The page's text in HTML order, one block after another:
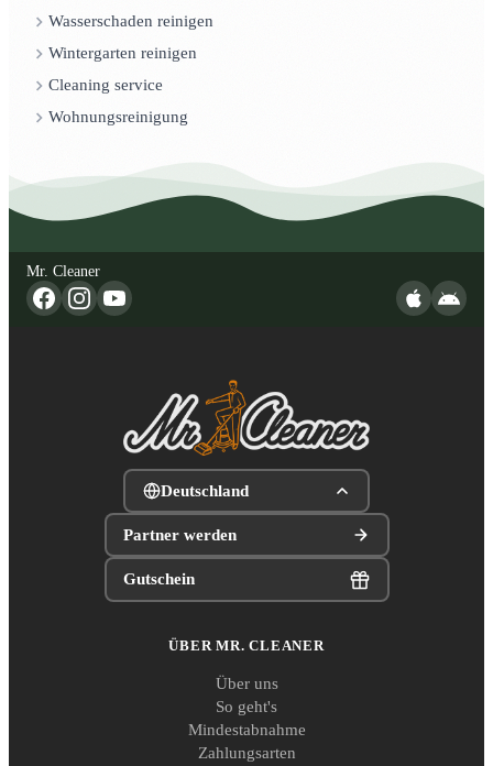
Wasserschaden reinigen
Wintergarten reinigen
Cleaning service
Wohnungsreinigung
Mr. Cleaner
Deutschland
Partner werden
Gutschein
ÜBER MR. CLEANER
Über uns
So geht's
Mindestabnahme
Zahlungsarten